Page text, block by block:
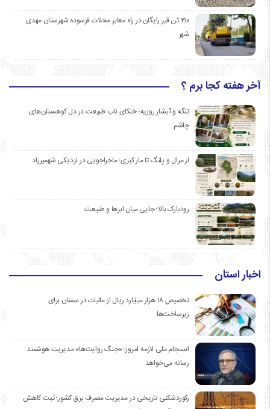
۲۱۰ تن قیر رایگان در راه معابر محلات فرسوده شهرستان مهدی
شهر
آخر هفته کجا برم ؟
تنگه و آبشار روزیه؛ خنکای ناب طبیعت در دل کوهستان‌های
چاشم
از مرال و پلنگ تا مار کبری؛ ماجراجویی در نزدیکی شهمیرزاد
رودبارک بالا؛ جایی میان ابرها و طبیعت
اخبار استان
تخصیص ۱۸ هزار میلیارد ریال از مالیات در سمنان برای
زیرساخت‌ها
انسجام ملی لازمه امروز؛ «جنگ روایت‌ها» مدیریت هوشمند
رسانه می‌خواهد
رکوردشکنی تاریخی در مدیریت مصرف برق کشور؛ ثبت کاهش